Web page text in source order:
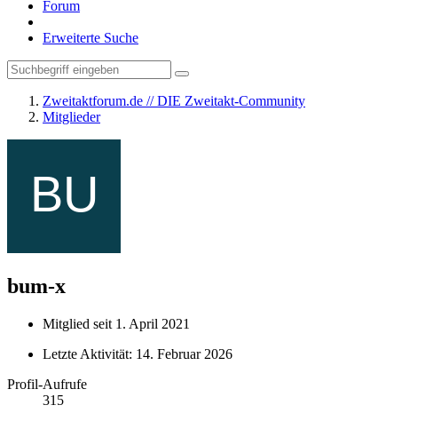
Forum
Erweiterte Suche
Zweitaktforum.de // DIE Zweitakt-Community
Mitglieder
bum-x
Mitglied seit 1. April 2021
Letzte Aktivität: 14. Februar 2026
Profil-Aufrufe
315